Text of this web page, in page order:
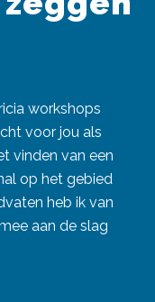
workshops
voor jou als
vinden van een
op het gebied
heb ik van
aan de slag